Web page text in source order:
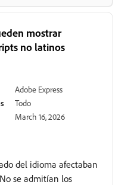
mostrar
no latinos
Adobe Express
Todo
March 16, 2026
del idioma afectaban
se admitían los